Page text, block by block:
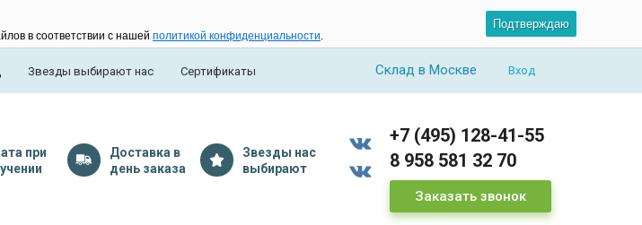
в соответствии с нашей политикой конфиденциальности.
Подтверждаю
Звезды выбирают нас Сертификаты Склад в Москве Вход
при
Доставка в
день заказа
Звезды нас
выбирают
+7 (495) 128-41-55
8 958 581 32 70
Заказать звонок